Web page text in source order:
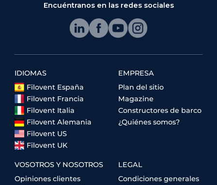
Encuéntranos en las redes sociales
IDIOMAS
Filovent España
Filovent Francia
Filovent Italia
Filovent Alemania
Filovent US
Filovent UK
EMPRESA
Plan del sitio
Magazine
Constructores de barco
¿Quiénes somos?
VOSOTROS Y NOSOTROS
Opiniones clientes
LEGAL
Condiciones generales